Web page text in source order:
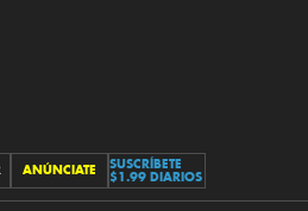
ANÚNCIATE
SUSCRÍBETE
$1.99 DIARIOS